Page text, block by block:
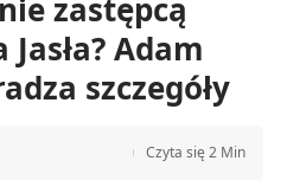
zastępcą
Adam
szczegóły
Czyta się 2 Min